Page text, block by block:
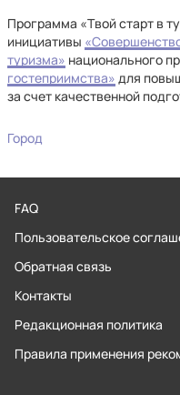
Программа «Твой старт в
инициативы
туризма» национального
гостеприимства» для
за счет качественной
Город
FAQ
Пользовательское
Обратная связь
Контакты
Редакционная политика
Правила применения